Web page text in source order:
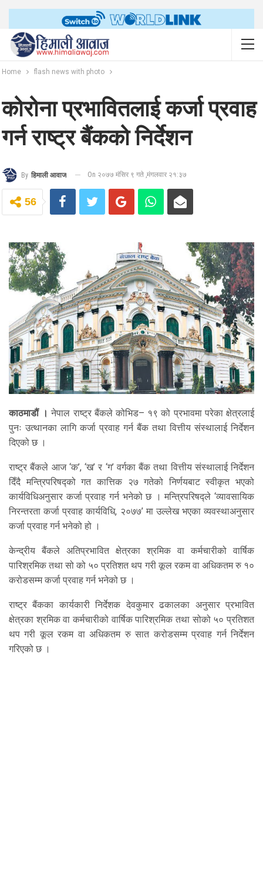
Home flash news with photo
कोरोना प्रभावितलाई कर्जा प्रवाह
गर्न राष्ट्र बैंकको निर्देशन
By हिमाली आवाज On २०७७ मंसिर ९ गते ,मंगलवार २१:३७
56
काठमाडौं । नेपाल राष्ट्र बैंकले कोभिड– १९ को प्रभावमा परेका क्षेत्रलाई
पुनः उत्थानका लागि कर्जा प्रवाह गर्न बैंक तथा वित्तीय संस्थालाई निर्देशन
दिएको छ ।
राष्ट्र बैंकले आज ‘क’, ‘ख’ र ‘ग’ वर्गका बैंक तथा वित्तीय संस्थालाई निर्देशन
दिँदै मन्त्रिपरिषद्को गत कात्तिक २७ गतेको निर्णयबाट स्वीकृत भएको
कार्यविधिअनुसार कर्जा प्रवाह गर्न भनेको छ । मन्त्रिपरिषद्ले ‘व्यावसायिक
निरन्तरता कर्जा प्रवाह कार्यविधि, २०७७’ मा उल्लेख भएका व्यवस्थाअनुसार
कर्जा प्रवाह गर्न भनेको हो ।
केन्द्रीय बैंकले अतिप्रभावित क्षेत्रका श्रमिक वा कर्मचारीको वार्षिक
पारिश्रमिक तथा सो को ५० प्रतिशत थप गरी कूल रकम वा अधिकतम रु १०
करोडसम्म कर्जा प्रवाह गर्न भनेको छ ।
राष्ट्र बैंकका कार्यकारी निर्देशक देवकुमार ढकालका अनुसार प्रभावित
क्षेत्रका श्रमिक वा कर्मचारीको वार्षिक पारिश्रमिक तथा सोको ५० प्रतिशत
थप गरी कूल रकम वा अधिकतम रु सात करोडसम्म प्रवाह गर्न निर्देशन
गरिएको छ ।